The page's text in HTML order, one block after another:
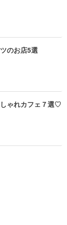
のお店5選
しゃれカフェ７選♡